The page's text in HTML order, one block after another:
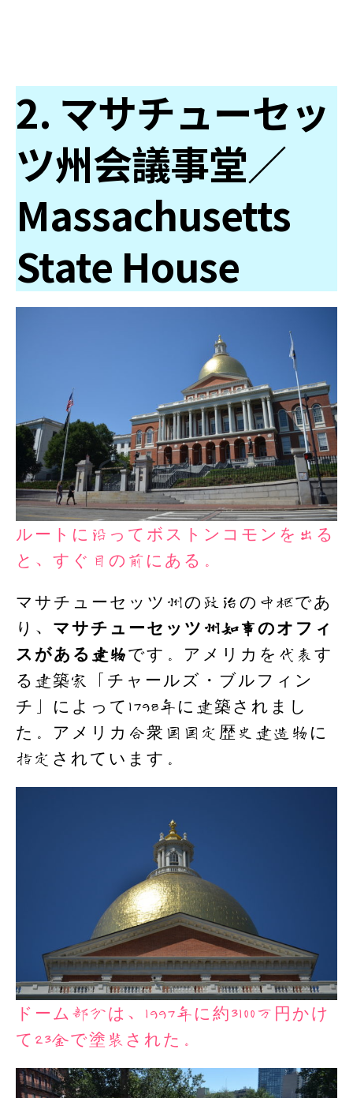
2. マサチューセッ
ツ州会議事堂／
Massachusetts
State House
ルートに沿ってボストンコモンを出る
と、すぐ目の前にある。
マサチューセッツ州の政治の中枢であ
り、 マサチューセッツ州知事のオフィ
スがある建物です。アメリカを代表す
る建築家「チャールズ・ブルフィン
チ」によって1798年に建築されまし
た。アメリカ合衆国国定歴史建造物に
指定されています。
ドーム部分は、1997年に約3100万円かけ
て23金で塗装された。